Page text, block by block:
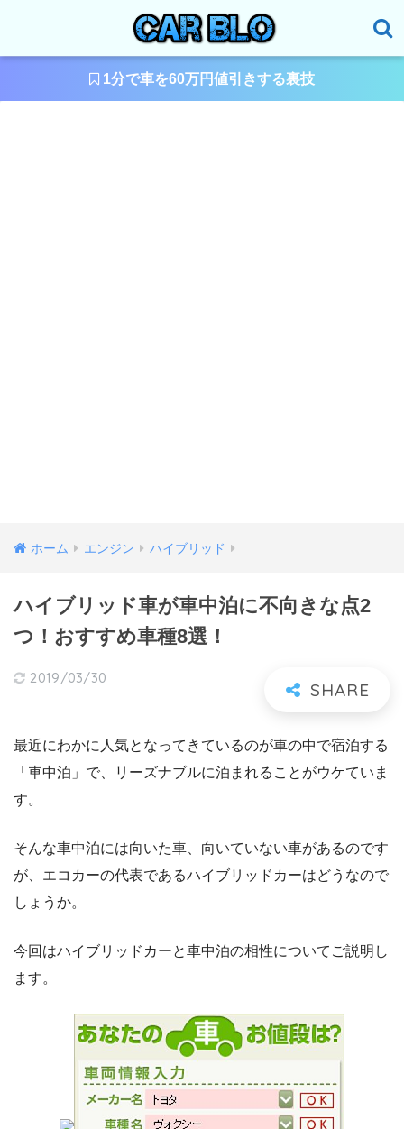
1分で車を60万円値引きする裏技
ホーム エンジン ハイブリッド
ハイブリッド車が車中泊に不向きな点2
つ！おすすめ車種8選！
2019/03/30
最近にわかに人気となってきているのが車の中で宿泊する
「車中泊」で、リーズナブルに泊まれることがウケていま
す。
そんな車中泊には向いた車、向いていない車があるのです
が、エコカーの代表であるハイブリッドカーはどうなので
しょうか。
今回はハイブリッドカーと車中泊の相性についてご説明し
ます。